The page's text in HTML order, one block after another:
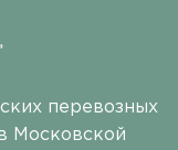
перевозных
Московской